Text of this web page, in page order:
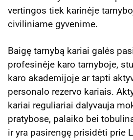
vertingos tiek karinėje
civiliniame gyvenime.
Baigę tarnybą kariai galės
profesinėje karo tarnyboje,
karo akademijoje ar tapti
personalo rezervo kariais.
kariai reguliariai dalyvauja
pratybose, palaiko bei
ir yra pasirengę prisidėti prie